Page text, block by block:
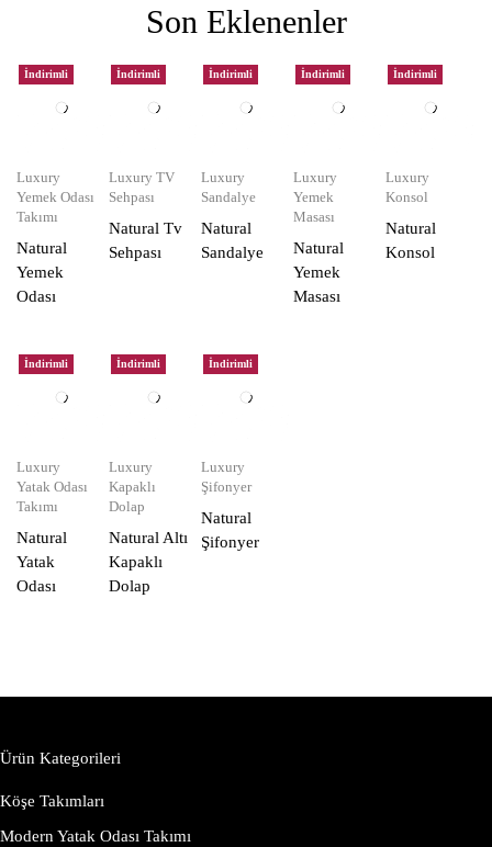
Son Eklenenler
İndirimli
Luxury
Yemek Odası
Takımı
Natural
Yemek
Odası
İndirimli
Luxury TV
Sehpası
Natural Tv
Sehpası
İndirimli
Luxury
Sandalye
Natural
Sandalye
İndirimli
Luxury
Yemek
Masası
Natural
Yemek
Masası
İndirimli
Luxury
Konsol
Natural
Konsol
İndirimli
Luxury
Yatak Odası
Takımı
Natural
Yatak
Odası
İndirimli
Luxury
Kapaklı
Dolap
Natural Altı
Kapaklı
Dolap
İndirimli
Luxury
Şifonyer
Natural
Şifonyer
Ürün Kategorileri
Köşe Takımları
Modern Yatak Odası Takımı